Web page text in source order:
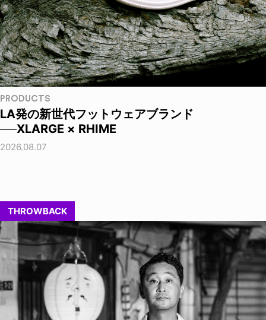
PRODUCTS
LA発の新世代フットウェアブランド
──XLARGE × RHIME
2026.08.07
THROWBACK